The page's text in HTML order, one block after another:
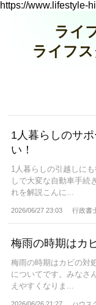
https://www.lifestyle-
ライ
ライフ
1人暮らしのサ
い！
1人暮らしの引越しに
しで大変な自動車手続
れを解説こんに...
2026/06/27 23:03 行政書
梅雨の時期はカ
梅雨の時期はカビの対
についてです。みなさ
えやすくなりま...